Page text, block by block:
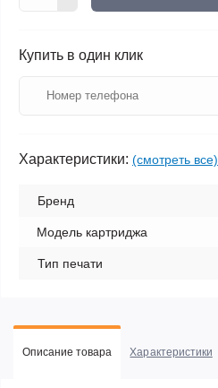
Купить в один клик
Характеристики: (смотреть все)
Бренд
Модель картриджа
Тип печати
Описание товара Характеристики